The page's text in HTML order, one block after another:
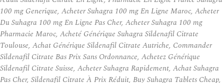
100 mg Generique, Acheter Suhagra 100 mg En Ligne Maroc, Acheter
Du Suhagra 100 mg En Ligne Pas Cher, Acheter Suhagra 100 mg
Pharmacie Maroc, Acheté Générique Suhagra Sildenafil Citrate
Toulouse, Achat Générique Sildenafil Citrate Autriche, Commander
Sildenafil Citrate Bas Prix Sans Ordonnance, Achetez Générique
Sildenafil Citrate Suisse, Acheter Suhagra Rapidement, Achat Suhagra
Pas Cher, Sildenafil Citrate À Prix Réduit, Buy Suhagra Tablets Cheap,